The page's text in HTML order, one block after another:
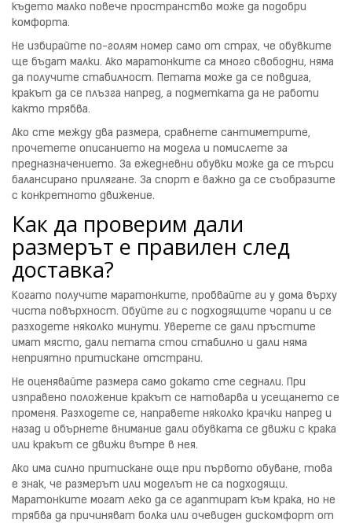
където малко повече пространство може да подобри
комфорта.
Не избирайте по-голям номер само от страх, че обувките
ще бъдат малки. Ако маратонките са много свободни, няма
да получите стабилност. Петата може да се повдига,
кракът да се плъзга напред, а подметката да не работи
както трябва.
Ако сте между два размера, сравнете сантиметрите,
прочетете описанието на модела и помислете за
предназначението. За ежедневни обувки може да се търси
балансирано прилягане. За спорт е важно да се съобразите
с конкретното движение.
Как да проверим дали
размерът е правилен след
доставка?
Когато получите маратонките, пробвайте ги у дома върху
чиста повърхност. Обуйте ги с подходящите чорапи и се
разходете няколко минути. Уверете се дали пръстите
имат място, дали петата стои стабилно и дали няма
неприятно притискане отстрани.
Не оценявайте размера само докато сте седнали. При
изправено положение кракът се натоварва и усещането се
променя. Разходете се, направете няколко крачки напред и
назад и обърнете внимание дали обувката се движи с крака
или кракът се движи вътре в нея.
Ако има силно притискане още при първото обуване, това
е знак, че размерът или моделът не са подходящи.
Маратонките могат леко да се адаптират към крака, но не
трябва да причиняват болка или очевиден дискомфорт от